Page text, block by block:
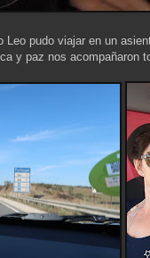
pudo viajar en un
y paz nos acompañaron